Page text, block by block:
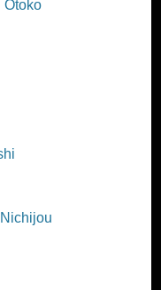
Otoko